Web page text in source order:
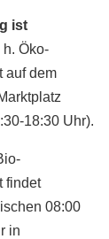
ist
h. Öko-
auf dem
18:30 Uhr).
findet
08:00
in